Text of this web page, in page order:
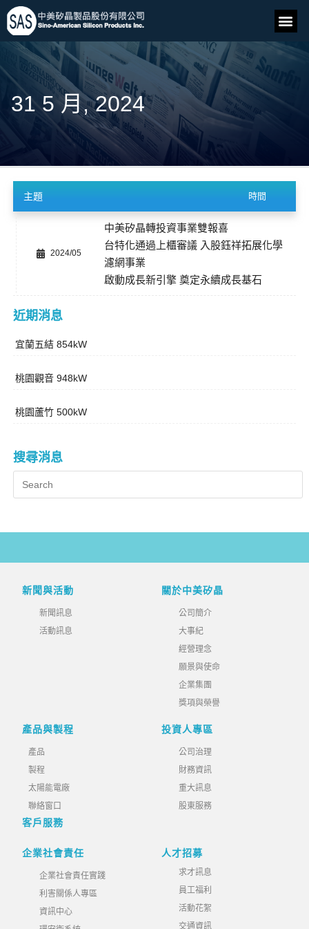
31 5 月, 2024
主題 時間
2024/05
中美矽晶轉投資事業雙報喜
台特化通過上櫃審議 入股鈺祥拓展化學
濾網事業
啟動成長新引擎 奠定永續成長基石
近期消息
宜蘭五結 854kW
桃園觀音 948kW
桃園蘆竹 500kW
搜尋消息
新聞與活動
新聞訊息
活動訊息
關於中美矽晶
公司簡介
大事紀
經營理念
願景與使命
企業集團
獎項與榮譽
產品與製程
產品
製程
太陽能電廠
聯絡窗口
客戶服務
投資人專區
公司治理
財務資訊
重大訊息
股東服務
企業社會責任
企業社會責任實踐
利害關係人專區
資訊中心
人才招募
求才訊息
員工福利
活動花絮
交通資訊